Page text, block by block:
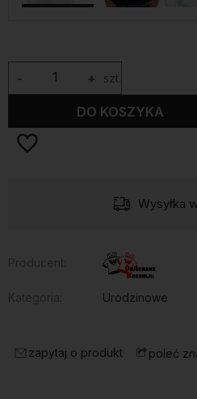
+
- szt.
DO KOSZYKA
Wysyłka
Urodzinowe
zapytaj o produkt poleć